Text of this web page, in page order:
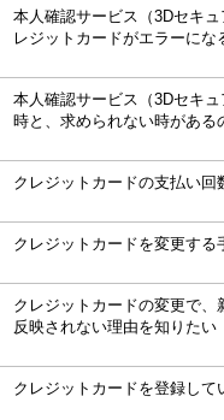
本人確認サービス（3Dセキ
レジットカードがエラーに
本人確認サービス（3Dセキ
時と、求められない時がある
クレジットカードの支払い回
クレジットカードを変更する
クレジットカードの変更で
反映されない理由を知りたい
クレジットカードを登録し